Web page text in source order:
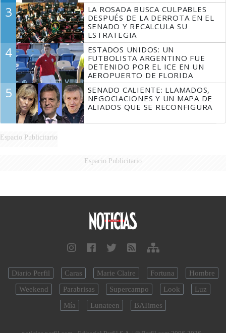
3
LA ROSADA BUSCA CULPABLES
DESPUÉS DE LA DERROTA EN EL
SENADO Y RECALCULA SU
ESTRATEGIA
4
ESTADOS UNIDOS: UN
FUTBOLISTA ARGENTINO FUE
DETENIDO POR EL ICE EN UN
AEROPUERTO DE FLORIDA
5
SENADO CALIENTE: LLAMADOS,
NEGOCIACIONES Y UN MAPA DE
ALIADOS QUE SE RECONFIGURA
Espacio Publicitario
Espacio Publicitario
Diario Perfil Caras Marie Claire Fortuna
Hombre
Weekend
Parabrisas Supercampo Look
Luz
Mía
Lunateen BATimes